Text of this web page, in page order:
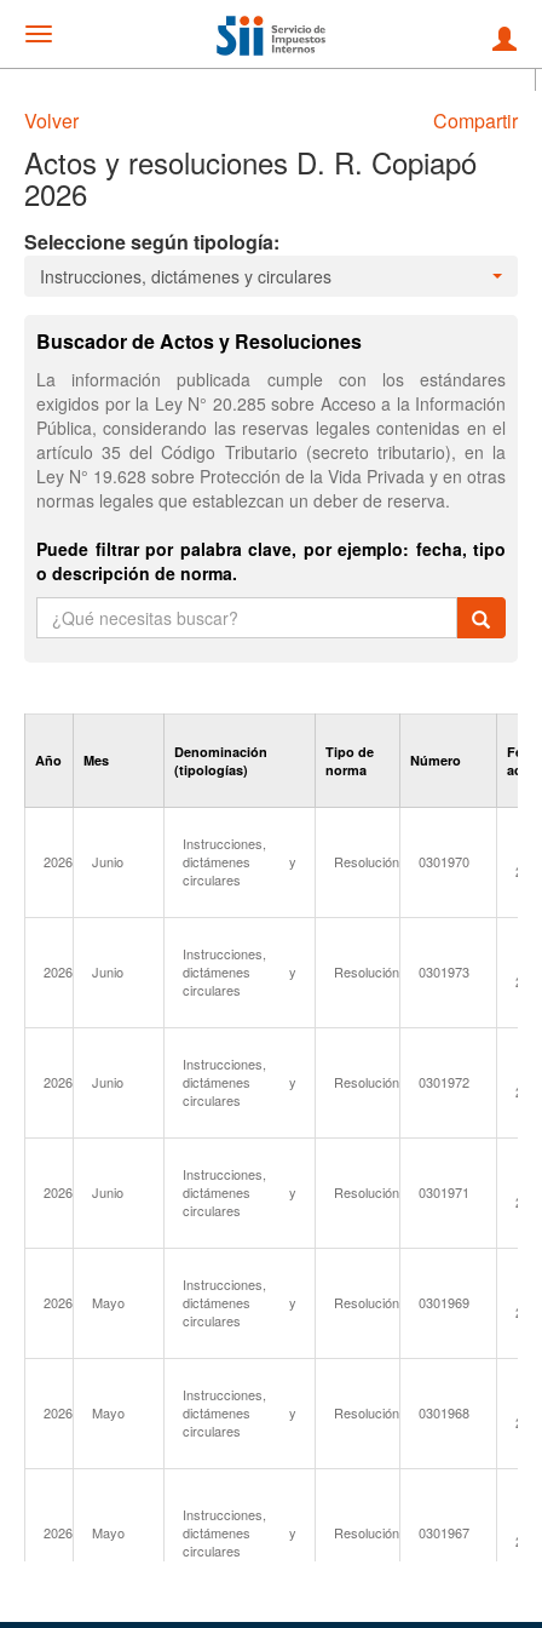
Volver Compartir
Actos y resoluciones D. R. Copiapó
2026
Seleccione según tipología:
Instrucciones, dictámenes y circulares
Buscador de Actos y Resoluciones
La información publicada cumple con los estándares
exigidos por la Ley N° 20.285 sobre Acceso a la Información
Pública, considerando las reservas legales contenidas en el
artículo 35 del Código Tributario (secreto tributario), en la
Ley N° 19.628 sobre Protección de la Vida Privada y en otras
normas legales que establezcan un deber de reserva.
Puede filtrar por palabra clave, por ejemplo: fecha, tipo
o descripción de norma.
Año Mes
Denominación
(tipologías)
Tipo de
norma
Número
acto
2026 Junio
Instrucciones,
dictámenes y
circulares
Resolución 0301970
2026 Junio
Instrucciones,
dictámenes y
circulares
Resolución 0301973
2026 Junio
Instrucciones,
dictámenes y
circulares
Resolución 0301972
2026 Junio
Instrucciones,
dictámenes y
circulares
Resolución 0301971
2026 Mayo
Instrucciones,
dictámenes y
circulares
Resolución 0301969
2026 Mayo
Instrucciones,
dictámenes y
circulares
Resolución 0301968
2026 Mayo
Instrucciones,
dictámenes y
circulares
Resolución 0301967
Mostrar
menu